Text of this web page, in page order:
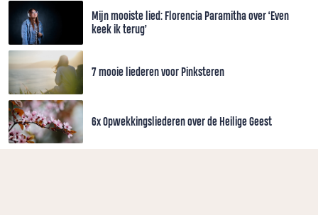
Mijn mooiste lied: Florencia Paramitha over ‘Even
keek ik terug’
7 mooie liederen voor Pinksteren
6x Opwekkingsliederen over de Heilige Geest